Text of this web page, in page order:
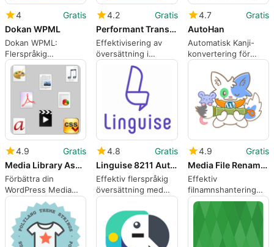
4
Gratis
Dokan WPML
Dokan WPML:
Flerspråkig
eCommerce-lösning
4.2
Gratis
Performant Translations
Effektivisering av
översättning i
WordPress
4.7
Gratis
AutoHan
Automatisk Kanji-
konvertering för
WordPress
4.9
Gratis
Media Library Assistant
Förbättra din
WordPress Media
Library
4.8
Gratis
Linguise 8211 Automatic multilingual translation
Effektiv flerspråkig
översättning med
Linguise
4.9
Gratis
Media File Renamer: Rename for better SEO AI-Powered
Effektiv
filnamnshantering
för WordPress